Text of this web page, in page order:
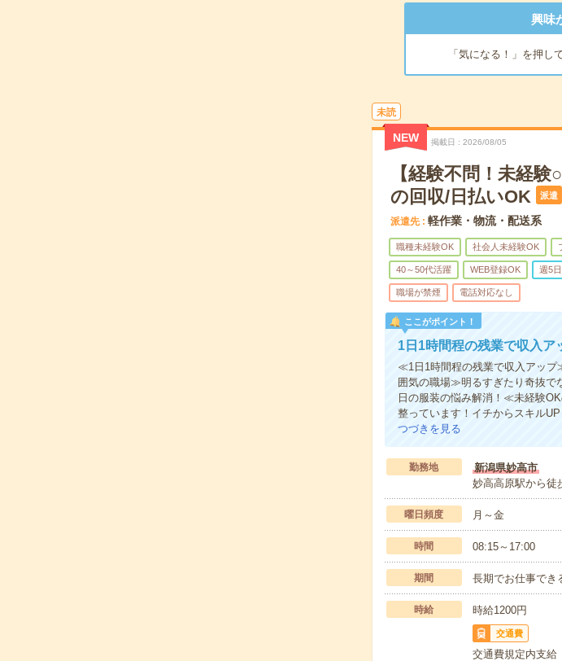
興味
「気になる！」を押し
未読
NEW 掲載日 2026/08/05
【経験不問！未経
の回収/日払いOK
派遣
派遣先 軽作業・物流・配送系
職種未経験OK 社会人未経験OK
40～50代活躍 WEB登録OK 週5
職場が禁煙 電話対応なし
ここがポイント！
1日1時間程の残業で収入ア
≪1日1時間程の残業で収入アッ
囲気の職場≫明るすぎたり奇抜で
日の服装の悩み解消！≪未経験
整っています！イチからスキル
つづきを見る
勤務地
新潟県妙高市
妙高高原駅から徒
曜日頻度 月～金
時間 08:15～17:00
期間 長期でお仕事でき
時給 時給1200円
交通費
交通費規定内支給